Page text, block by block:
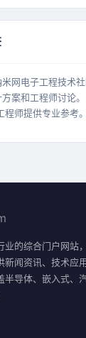
米网电子工程技术
案和工程师讨论
师提供专业参考。
业的综合门户网站
新闻资讯、技术应
导体、嵌入式、汽